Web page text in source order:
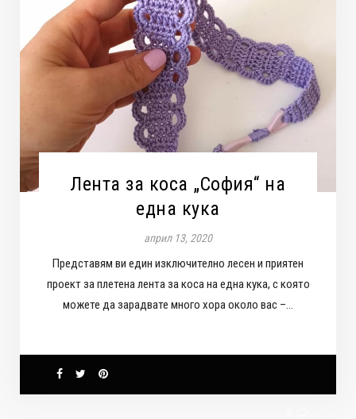
Лента за коса „София“ на
една кука
април 13, 2020
Представям ви един изключително лесен и приятен
проект за плетена лента за коса на една кука, с която
можете да зарадвате много хора около вас –…